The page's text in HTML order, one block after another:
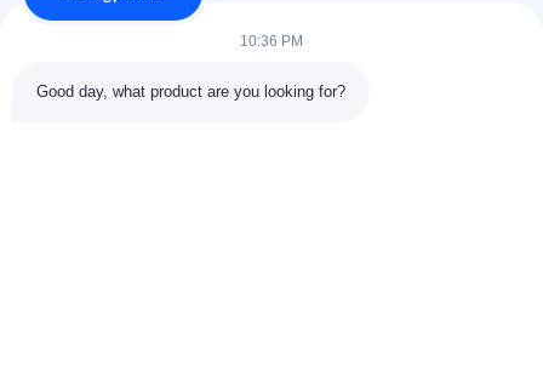
10:36 PM
Good day, what product are you looking for?